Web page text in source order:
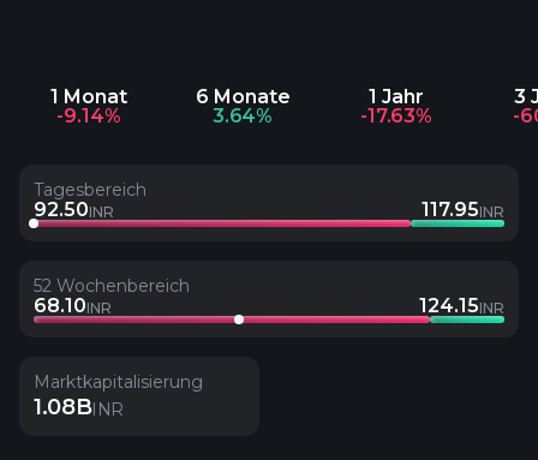
1 Monat
-9.14%
6 Monate
3.64%
1 Jahr
-17.63%
3
-
Tagesbereich
92.50INR 117.95INR
52 Wochenbereich
68.10INR 124.15INR
Marktkapitalisierung
1.08BINR